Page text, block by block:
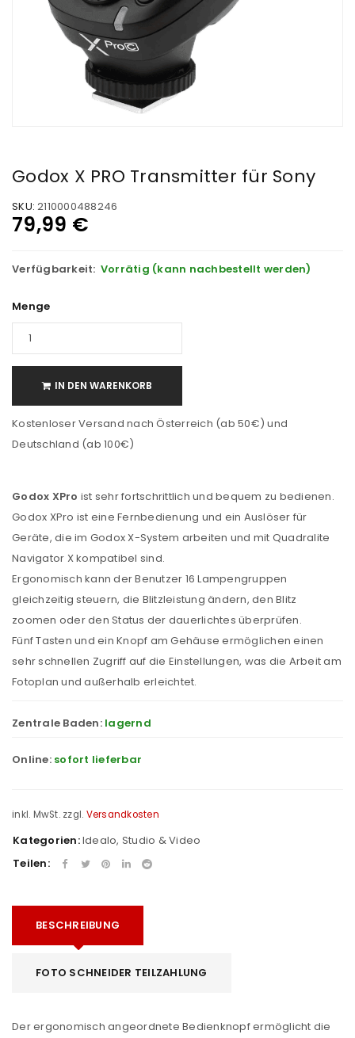
Godox X PRO Transmitter für Sony
SKU: 2110000488246
79,99 €
Verfügbarkeit: Vorrätig (kann nachbestellt werden)
Menge
IN DEN WARENKORB
Kostenloser Versand nach Österreich (ab 50€) und
Deutschland (ab 100€)
Godox XPro ist sehr fortschrittlich und bequem zu bedienen.
Godox XPro ist eine Fernbedienung und ein Auslöser für
Geräte, die im Godox X-System arbeiten und mit Quadralite
Navigator X kompatibel sind.
Ergonomisch kann der Benutzer 16 Lampengruppen
gleichzeitig steuern, die Blitzleistung ändern, den Blitz
zoomen oder den Status der dauerlichtes überprüfen.
Fünf Tasten und ein Knopf am Gehäuse ermöglichen einen
sehr schnellen Zugriff auf die Einstellungen, was die Arbeit am
Fotoplan und außerhalb erleichtet.
Zentrale Baden: lagernd
Online: sofort lieferbar
inkl. MwSt. zzgl. Versandkosten
Kategorien:Idealo, Studio & Video
Teilen:
BESCHREIBUNG
FOTO SCHNEIDER TEILZAHLUNG
Der ergonomisch angeordnete Bedienknopf ermöglicht die